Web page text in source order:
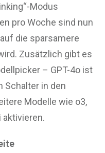
Modus
pro Woche sind nun
die sparsamere
Zusätzlich gibt es
– GPT-4o ist
Schalter in den
Modelle wie o3,
aktivieren.